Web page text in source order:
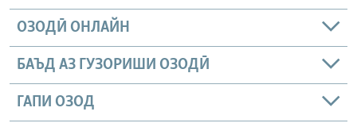
ОЗОДӢ ОНЛАЙН
БАЪД АЗ ГУЗОРИШИ ОЗОДӢ
ГАПИ ОЗОД